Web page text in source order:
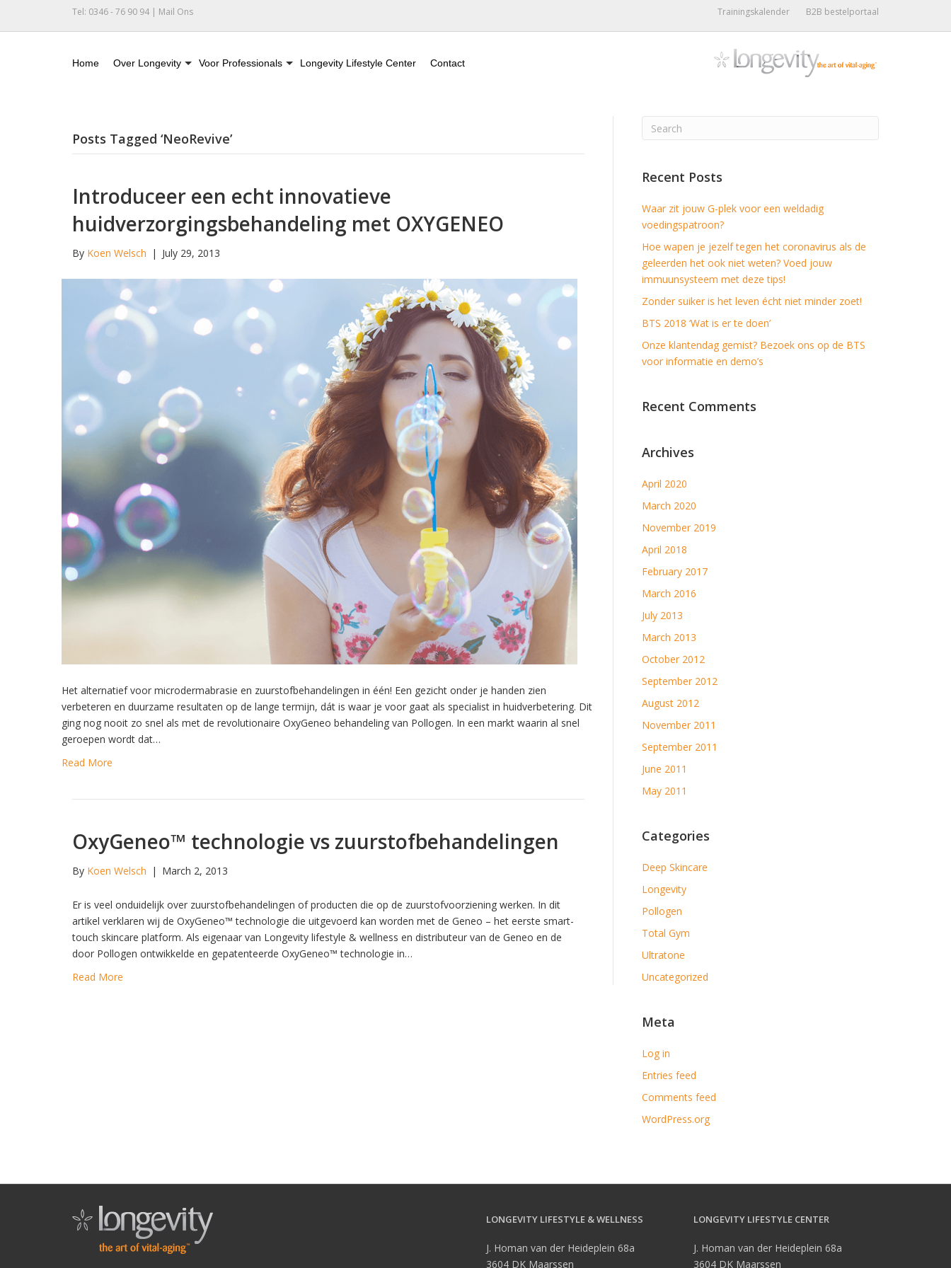
Tel: 0346 - 76 90 94 | Mail Ons Trainingskalender B2B bestelportaal
Home Over Longevity Voor Professionals Longevity Lifestyle Center Contact
Posts Tagged ‘NeoRevive’
Introduceer een echt innovatieve
huidverzorgingsbehandeling met OXYGENEO
By Koen Welsch | July 29, 2013
Het alternatief voor microdermabrasie en zuurstofbehandelingen in één! Een gezicht onder je handen zien
verbeteren en duurzame resultaten op de lange termijn, dát is waar je voor gaat als specialist in huidverbetering. Dit
ging nog nooit zo snel als met de revolutionaire OxyGeneo behandeling van Pollogen. In een markt waarin al snel
geroepen wordt dat…
Read More
OxyGeneo™ technologie vs zuurstofbehandelingen
By Koen Welsch | March 2, 2013
Er is veel onduidelijk over zuurstofbehandelingen of producten die op de zuurstofvoorziening werken. In dit
artikel verklaren wij de OxyGeneo™ technologie die uitgevoerd kan worden met de Geneo – het eerste smart-
touch skincare platform. Als eigenaar van Longevity lifestyle & wellness en distributeur van de Geneo en de
door Pollogen ontwikkelde en gepatenteerde OxyGeneo™ technologie in…
Read More
Recent Posts
Waar zit jouw G-plek voor een weldadig
voedingspatroon?
Hoe wapen je jezelf tegen het coronavirus als de
geleerden het ook niet weten? Voed jouw
immuunsysteem met deze tips!
Zonder suiker is het leven écht niet minder zoet!
BTS 2018 ‘Wat is er te doen’
Onze klantendag gemist? Bezoek ons op de BTS
voor informatie en demo’s
Recent Comments
Archives
April 2020
March 2020
November 2019
April 2018
February 2017
March 2016
July 2013
March 2013
October 2012
September 2012
August 2012
November 2011
September 2011
June 2011
May 2011
Categories
Deep Skincare
Longevity
Pollogen
Total Gym
Ultratone
Uncategorized
Meta
Log in
Entries feed
Comments feed
WordPress.org
LONGEVITY LIFESTYLE & WELLNESS
J. Homan van der Heideplein 68a
3604 DK Maarssen
LONGEVITY LIFESTYLE CENTER
J. Homan van der Heideplein 68a
3604 DK Maarssen